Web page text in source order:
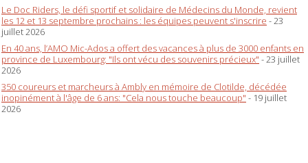
Le Doc Riders, le défi sportif et solidaire de Médecins du Monde, revient
les 12 et 13 septembre prochains : les équipes peuvent s'inscrire - 23
juillet 2026
En 40 ans, l’AMO Mic-Ados a offert des vacances à plus de 3000 enfants en
province de Luxembourg: "Ils ont vécu des souvenirs précieux" - 23 juillet
2026
350 coureurs et marcheurs à Ambly en mémoire de Clotilde, décédée
inopinément à l'âge de 6 ans: "Cela nous touche beaucoup" - 19 juillet
2026